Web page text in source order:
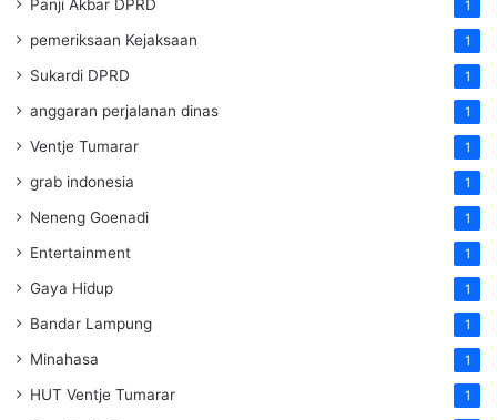
Panji Akbar DPRD 1
pemeriksaan Kejaksaan 1
Sukardi DPRD 1
anggaran perjalanan dinas 1
Ventje Tumarar 1
grab indonesia 1
Neneng Goenadi 1
Entertainment 1
Gaya Hidup 1
Bandar Lampung 1
Minahasa 1
HUT Ventje Tumarar 1